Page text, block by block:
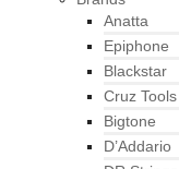
Anatta
Epiphone
Blackstar
Cruz Tools
Bigtone
D’Addario